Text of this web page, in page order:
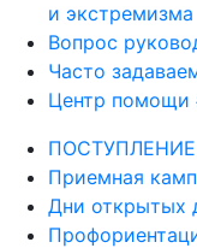
и экстремизма
Вопрос
Часто
Центр
ПОСТУПЛЕНИЕ
Приемная
Дни открытых